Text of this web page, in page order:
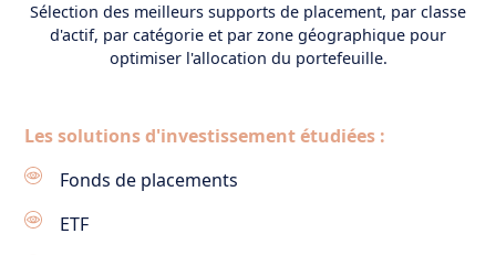
Sélection des meilleurs supports de placement, par classe
d'actif, par catégorie et par zone géographique pour
optimiser l'allocation du portefeuille.
Les solutions d'investissement étudiées :
Fonds de placements
ETF